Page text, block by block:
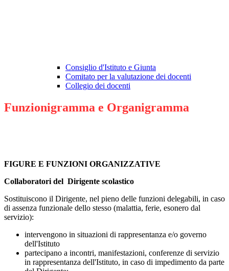
Consiglio d'Istituto e Giunta
Comitato per la valutazione dei docenti
Collegio dei docenti
Funzionigramma e Organigramma
FIGURE E FUNZIONI ORGANIZZATIVE
Collaboratori del Dirigente scolastico
Sostituiscono il Dirigente, nel pieno delle funzioni delegabili, in caso
di assenza funzionale dello stesso (malattia, ferie, esonero dal
servizio):
intervengono in situazioni di rappresentanza e/o governo
dell'Istituto
partecipano a incontri, manifestazioni, conferenze di servizio
in rappresentanza dell'Istituto, in caso di impedimento da parte